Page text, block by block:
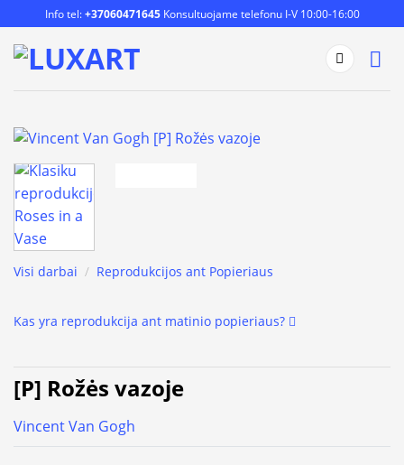
to
content
Info tel:+37060471645Konsultuojame telefonu I-V 10:00-16:00
Visi darbai / Reprodukcijos ant Popieriaus
Kas yra reprodukcija ant matinio popieriaus?
[P] Rožės vazoje
Vincent Van Gogh